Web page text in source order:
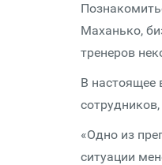
Маханько,
тренеров
В настоящее
«Одно из
ситуации